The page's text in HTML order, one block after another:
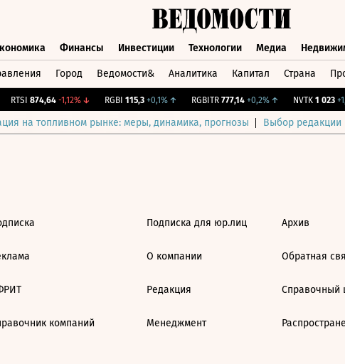
Финансы Инвестиции Технологии Медиа
Город Ведомости& Аналитика Капитал Страна
RTSI 874,64 -1,12%↓ RGBI 115,3 +0,1%↑ RGBITR 777,14 +0,2%↑ NVTK 1 023
на топливном рынке: меры, динамика, прогнозы Выбор редакции
компаний
Подписка для юр.лиц
О компании
Редакция
Менеджмент
Архив
Обратная
Справочный